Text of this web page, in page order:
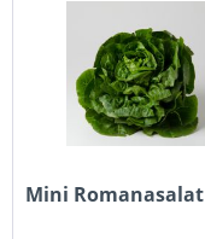
Mini Romanasalat